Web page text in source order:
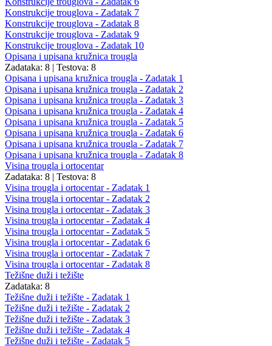
Konstrukcije trouglova - Zadatak 7
Konstrukcije trouglova - Zadatak 8
Konstrukcije trouglova - Zadatak 9
Konstrukcije trouglova - Zadatak 10
Opisana i upisana kružnica trougla
Zadataka: 8 | Testova: 8
Opisana i upisana kružnica trougla - Zadatak 1
Opisana i upisana kružnica trougla - Zadatak 2
Opisana i upisana kružnica trougla - Zadatak 3
Opisana i upisana kružnica trougla - Zadatak 4
Opisana i upisana kružnica trougla - Zadatak 5
Opisana i upisana kružnica trougla - Zadatak 6
Opisana i upisana kružnica trougla - Zadatak 7
Opisana i upisana kružnica trougla - Zadatak 8
Visina trougla i ortocentar
Zadataka: 8 | Testova: 8
Visina trougla i ortocentar - Zadatak 1
Visina trougla i ortocentar - Zadatak 2
Visina trougla i ortocentar - Zadatak 3
Visina trougla i ortocentar - Zadatak 4
Visina trougla i ortocentar - Zadatak 5
Visina trougla i ortocentar - Zadatak 6
Visina trougla i ortocentar - Zadatak 7
Visina trougla i ortocentar - Zadatak 8
Težišne duži i težište
Zadataka: 8
Težišne duži i težište - Zadatak 1
Težišne duži i težište - Zadatak 2
Težišne duži i težište - Zadatak 3
Težišne duži i težište - Zadatak 4
Težišne duži i težište - Zadatak 5